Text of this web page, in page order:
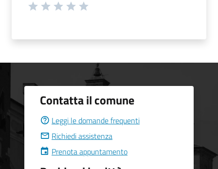
Contatta il comune
Leggi le domande frequenti
Richiedi assistenza
Prenota appuntamento